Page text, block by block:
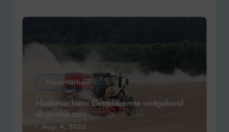
Niedersachsen
Niedersachsen: Getreideernte weitgehend
abgeschlossen
Aug. 4, 2026